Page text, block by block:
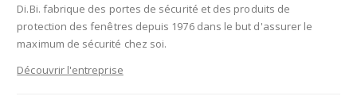
Di.Bi. fabrique des portes de sécurité et des produits de
protection des fenêtres depuis 1976 dans le but d'assurer le
maximum de sécurité chez soi.
Découvrir l'entreprise